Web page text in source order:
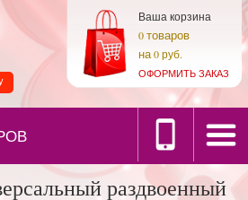
Ваша корзина
0товаров
на0 руб.
ОФОРМИТЬ ЗАКАЗ
раздвоенный